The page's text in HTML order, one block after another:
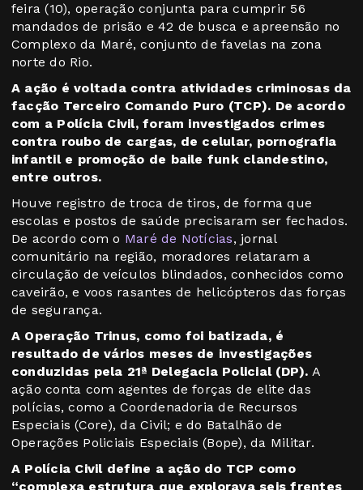
feira (10), operação conjunta para cumprir 56
mandados de prisão e 42 de busca e apreensão no
Complexo da Maré, conjunto de favelas na zona
norte do Rio.
A ação é voltada contra atividades criminosas da
facção Terceiro Comando Puro (TCP). De acordo
com a Polícia Civil, foram investigados crimes
contra roubo de cargas, de celular, pornografia
infantil e promoção de baile funk clandestino,
entre outros.
Houve registro de troca de tiros, de forma que
escolas e postos de saúde precisaram ser fechados.
De acordo com o Maré de Notícias, jornal
comunitário na região, moradores relataram a
circulação de veículos blindados, conhecidos como
caveirão, e voos rasantes de helicópteros das forças
de segurança.
A Operação Trinus, como foi batizada, é
resultado de vários meses de investigações
conduzidas pela 21ª Delegacia Policial (DP). A
ação conta com agentes de forças de elite das
polícias, como a Coordenadoria de Recursos
Especiais (Core), da Civil; e do Batalhão de
Operações Policiais Especiais (Bope), da Militar.
A Polícia Civil define a ação do TCP como
“complexa estrutura que explorava seis frentes